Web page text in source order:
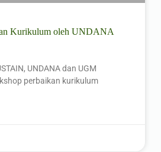
Kurikulum oleh UNDANA
UNDANA dan UGM
perbaikan kurikulum